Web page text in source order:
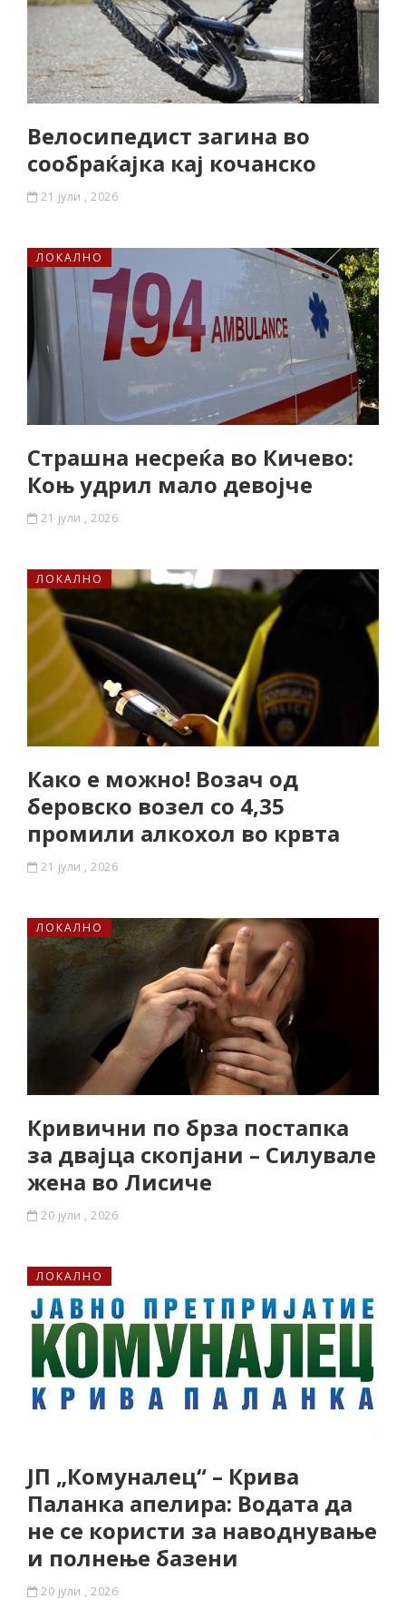
Велосипедист загина во
сообраќајка кај кочанско
21 јули , 2026
ЛОКАЛНО
Страшна несреќа во Кичево:
Коњ удрил мало девојче
21 јули , 2026
ЛОКАЛНО
Како е можно! Возач од
беровско возел со 4,35
промили алкохол во крвта
21 јули , 2026
ЛОКАЛНО
Кривични по брза постапка
за двајца скопјани – Силувале
жена во Лисиче
20 јули , 2026
ЛОКАЛНО
ЈП „Комуналец“ – Крива
Паланка апелира: Водата да
не се користи за наводнување
и полнење базени
20 јули , 2026